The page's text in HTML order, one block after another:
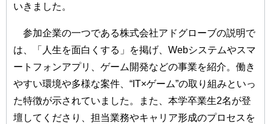
いきました。
参加企業の一つである株式会社アドグローブの説明で
は、「人生を面白くする」を掲げ、Webシステムやスマ
ートフォンアプリ、ゲーム開発などの事業を紹介。働き
やすい環境や多様な案件、“IT×ゲーム”の取り組みといっ
た特徴が示されていました。また、本学卒業生2名が登
壇してくださり、担当業務やキャリア形成のプロセスを